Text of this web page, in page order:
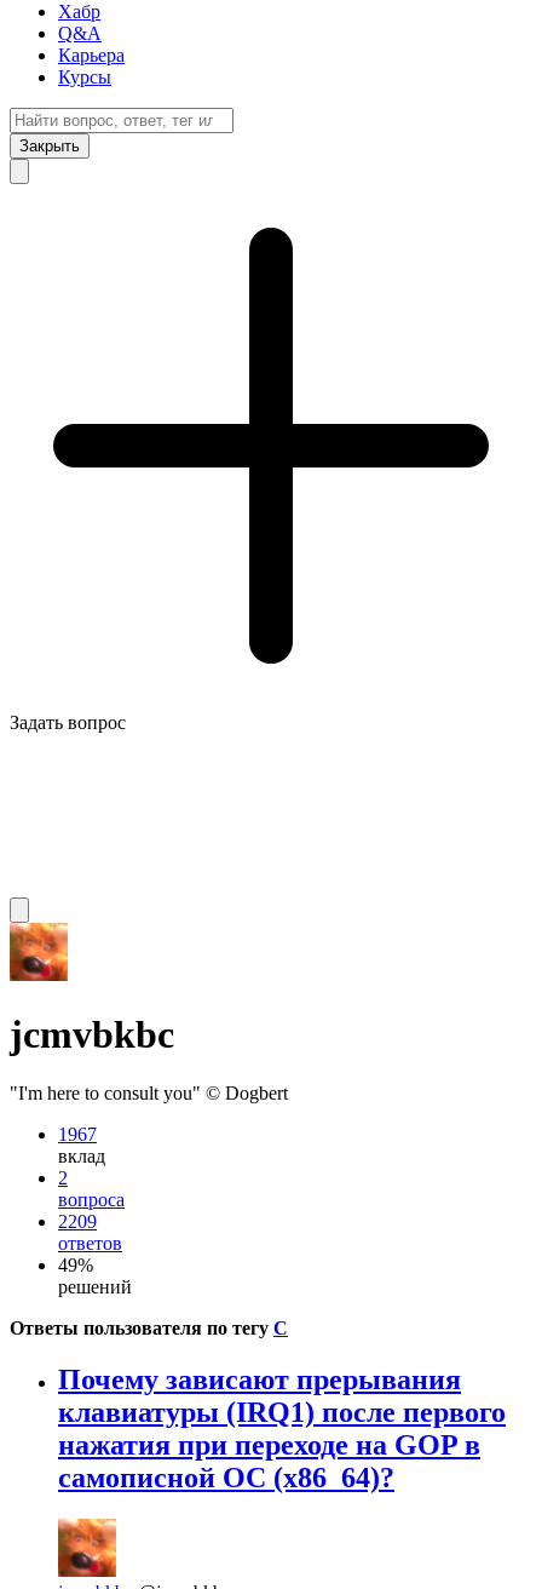
Хабр
Q&A
Карьера
Курсы
Закрыть
Задать вопрос
jcmvbkbc
"I'm here to consult you" © Dogbert
1967
вклад
2
вопроса
2209
ответов
49%
решений
Ответы пользователя по тегу C
Почему зависают прерывания
клавиатуры (IRQ1) после первого
нажатия при переходе на GOP в
самописной ОС (x86_64)?